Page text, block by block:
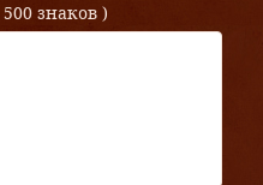
500 знаков )